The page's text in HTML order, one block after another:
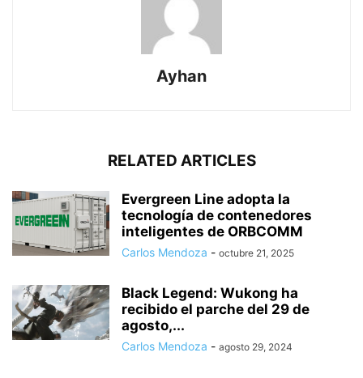
Ayhan
RELATED ARTICLES
Evergreen Line adopta la
tecnología de contenedores
inteligentes de ORBCOMM
Carlos Mendoza - octubre 21, 2025
Black Legend: Wukong ha
recibido el parche del 29 de
agosto,...
Carlos Mendoza - agosto 29, 2024